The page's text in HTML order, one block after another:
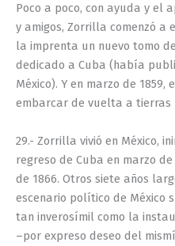
Poco a poco, con ayuda y el
y amigos, Zorrilla comenzó a
la imprenta un nuevo tomo de
dedicado a Cuba (había
México). Y en marzo de 1859,
embarcar de vuelta a tierras
29.- Zorrilla vivió en México,
regreso de Cuba en marzo
de 1866. Otros siete años
escenario político de México
tan inverosímil como la
–por expreso deseo del